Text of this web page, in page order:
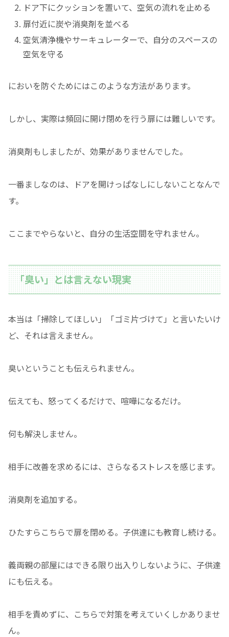
ドア下にクッションを置いて、空気の流れを止める
扉付近に炭や消臭剤を並べる
空気清浄機やサーキュレーターで、自分のスペースの
空気を守る
においを防ぐためにはこのような方法があります。
しかし、実際は頻回に開け閉めを行う扉には難しいです。
消臭剤もしましたが、効果がありませんでした。
一番ましなのは、ドアを開けっぱなしにしないことなんで
す。
ここまでやらないと、自分の生活空間を守れません。
「臭い」とは言えない現実
本当は「掃除してほしい」「ゴミ片づけて」と言いたいけ
ど、それは言えません。
臭いということも伝えられません。
伝えても、怒ってくるだけで、喧嘩になるだけ。
何も解決しません。
相手に改善を求めるには、さらなるストレスを感じます。
消臭剤を追加する。
ひたすらこちらで扉を閉める。子供達にも教育し続ける。
義両親の部屋にはできる限り出入りしないように、子供達
にも伝える。
相手を責めずに、こちらで対策を考えていくしかありませ
ん。